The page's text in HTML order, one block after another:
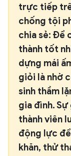
trực tiếp
chống tội
chia sẻ: Để
thành tốt
dựng mái
giỏi là nhờ
sinh thầm
gia đình.
thành viên
động lực
khăn, thử